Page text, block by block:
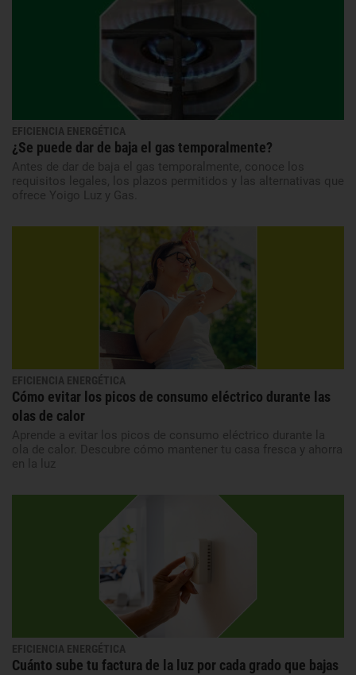
EFICIENCIA ENERGÉTICA
¿Se puede dar de baja el gas temporalmente?
Antes de dar de baja el gas temporalmente, conoce los
requisitos legales, los plazos permitidos y las alternativas que
ofrece Yoigo Luz y Gas.
EFICIENCIA ENERGÉTICA
Cómo evitar los picos de consumo eléctrico durante las
olas de calor
Aprende a evitar los picos de consumo eléctrico durante la
ola de calor. Descubre cómo mantener tu casa fresca y ahorra
en la luz
EFICIENCIA ENERGÉTICA
Cuánto sube tu factura de la luz por cada grado que bajas